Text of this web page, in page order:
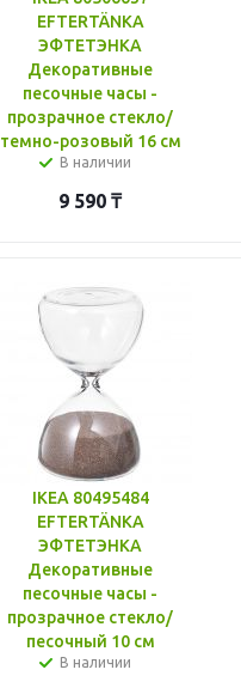
EFTERTÄNKA
ЭФТЕТЭНКА
Декоративные
песочные часы -
прозрачное стекло/
темно-розовый 16 см
В наличии
9 590 ₸
IKEA 80495484
EFTERTÄNKA
ЭФТЕТЭНКА
Декоративные
песочные часы -
прозрачное стекло/
песочный 10 см
В наличии